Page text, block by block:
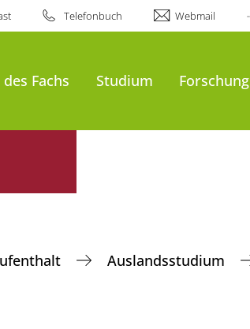
Telefonbuch Webmail
Fachs Studium Forschung
Auslandsstudium